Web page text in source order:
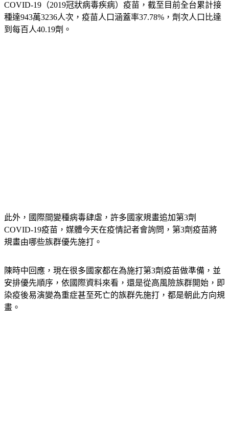
中央流行疫情指揮中心統計，昨天有16萬3459人次接種
COVID-19（2019冠狀病毒疾病）疫苗，截至目前全台累計接
種達943萬3236人次，疫苗人口涵蓋率37.78%，劑次人口比達
此外，國際間變種病毒肆虐，許多國家規畫追加第3劑
COVID-19疫苗，媒體今天在疫情記者會詢問，第3劑疫苗將
陳時中回應，現在很多國家都在為施打第3劑疫苗做準備，並
安排優先順序，依國際資料來看，還是從高風險族群開始，即
染疫後易演變為重症甚至死亡的族群先施打，都是朝此方向規